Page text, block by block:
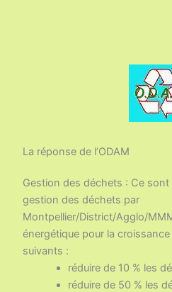
La réponse de l’ODAM
Gestion des déchets : Ce
gestion des déchets par
Montpellier/District/Agglo/
énergétique pour la
suivants :
réduire de 10 % les
réduire de 50 % les